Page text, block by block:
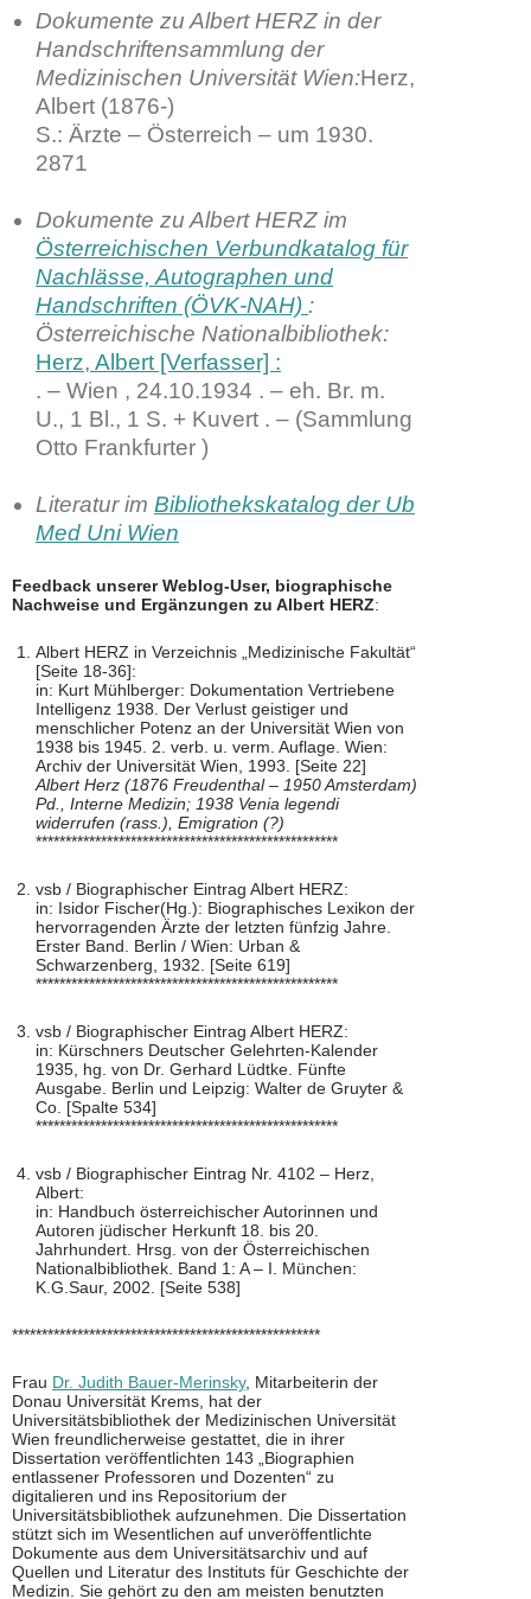
Dokumente zu Albert HERZ in der
Handschriftensammlung der
Medizinischen Universität Wien:Herz,
Albert (1876-)
S.: Ärzte – Österreich – um 1930.
2871
Dokumente zu Albert HERZ im
Österreichischen Verbundkatalog für
Nachlässe, Autographen und
Handschriften (ÖVK-NAH) :
Österreichische Nationalbibliothek:
Herz, Albert [Verfasser] :
. – Wien , 24.10.1934 . – eh. Br. m.
U., 1 Bl., 1 S. + Kuvert . – (Sammlung
Otto Frankfurter )
Literatur im Bibliothekskatalog der Ub
Med Uni Wien
Feedback unserer Weblog-User, biographische
Nachweise und Ergänzungen zu Albert HERZ:
Albert HERZ in Verzeichnis „Medizinische Fakultät“
[Seite 18-36]:
in: Kurt Mühlberger: Dokumentation Vertriebene
Intelligenz 1938. Der Verlust geistiger und
menschlicher Potenz an der Universität Wien von
1938 bis 1945. 2. verb. u. verm. Auflage. Wien:
Archiv der Universität Wien, 1993. [Seite 22]
Albert Herz (1876 Freudenthal – 1950 Amsterdam)
Pd., Interne Medizin; 1938 Venia legendi
widerrufen (rass.), Emigration (?)
***************************************************
vsb / Biographischer Eintrag Albert HERZ:
in: Isidor Fischer(Hg.): Biographisches Lexikon der
hervorragenden Ärzte der letzten fünfzig Jahre.
Erster Band. Berlin / Wien: Urban &
Schwarzenberg, 1932. [Seite 619]
***************************************************
vsb / Biographischer Eintrag Albert HERZ:
in: Kürschners Deutscher Gelehrten-Kalender
1935, hg. von Dr. Gerhard Lüdtke. Fünfte
Ausgabe. Berlin und Leipzig: Walter de Gruyter &
Co. [Spalte 534]
***************************************************
vsb / Biographischer Eintrag Nr. 4102 – Herz,
Albert:
in: Handbuch österreichischer Autorinnen und
Autoren jüdischer Herkunft 18. bis 20.
Jahrhundert. Hrsg. von der Österreichischen
Nationalbibliothek. Band 1: A – I. München:
K.G.Saur, 2002. [Seite 538]
****************************************************
Frau Dr. Judith Bauer-Merinsky, Mitarbeiterin der
Donau Universität Krems, hat der
Universitätsbibliothek der Medizinischen Universität
Wien freundlicherweise gestattet, die in ihrer
Dissertation veröffentlichten 143 „Biographien
entlassener Professoren und Dozenten“ zu
digitalieren und ins Repositorium der
Universitätsbibliothek aufzunehmen. Die Dissertation
stützt sich im Wesentlichen auf unveröffentlichte
Dokumente aus dem Universitätsarchiv und auf
Quellen und Literatur des Instituts für Geschichte der
Medizin. Sie gehört zu den am meisten benutzten